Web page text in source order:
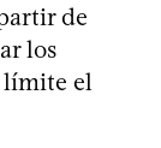
de
los
límite el